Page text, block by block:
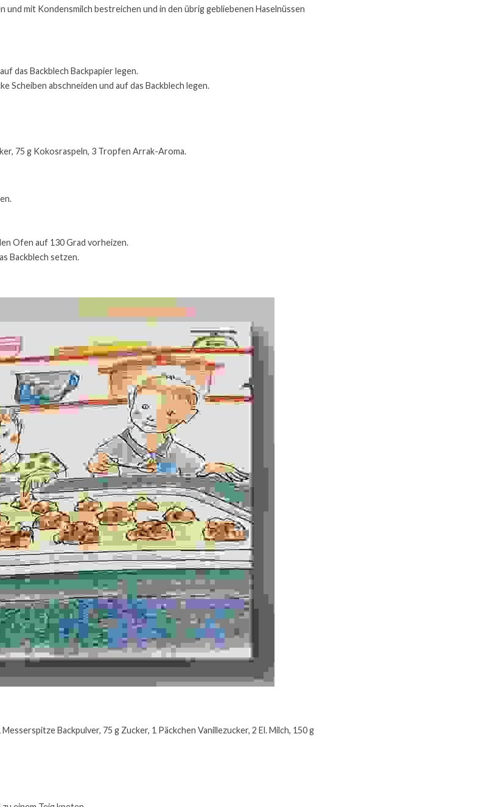
und mit Kondensmilch bestreichen und in den übrig gebliebenen Haselnüssen
das Backblech Backpapier legen.
Scheiben abschneiden und auf das Backblech legen.
75 g Kokosraspeln, 3 Tropfen Arrak-Aroma.
Ofen auf 130 Grad vorheizen.
Backblech setzen.
Backpulver, 75 g Zucker, 1 Päckchen Vanillezucker, 2 El. Milch, 150 g